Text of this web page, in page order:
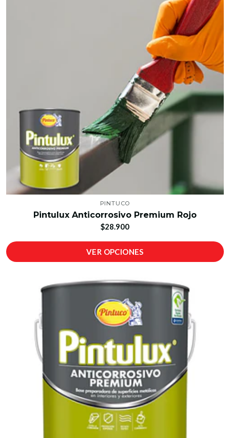
PINTUCO
Pintulux Anticorrosivo Premium Rojo
$28.900
VER OPCIONES